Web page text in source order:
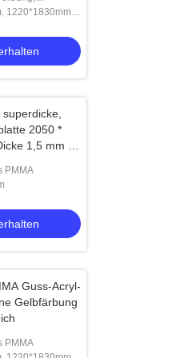
Gravuren usw
1220*1830mm,
2050 *
1,5 mm -
PMMA
Guss-Acryl-
Gelbfärbung
PMMA